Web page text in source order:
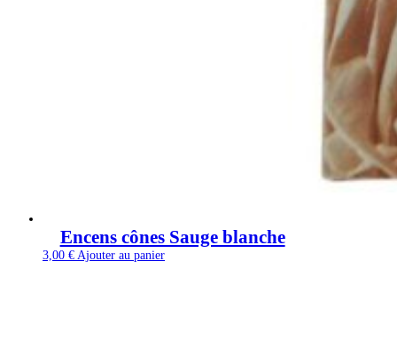
Encens cônes Sauge blanche
3,00 € Ajouter au panier